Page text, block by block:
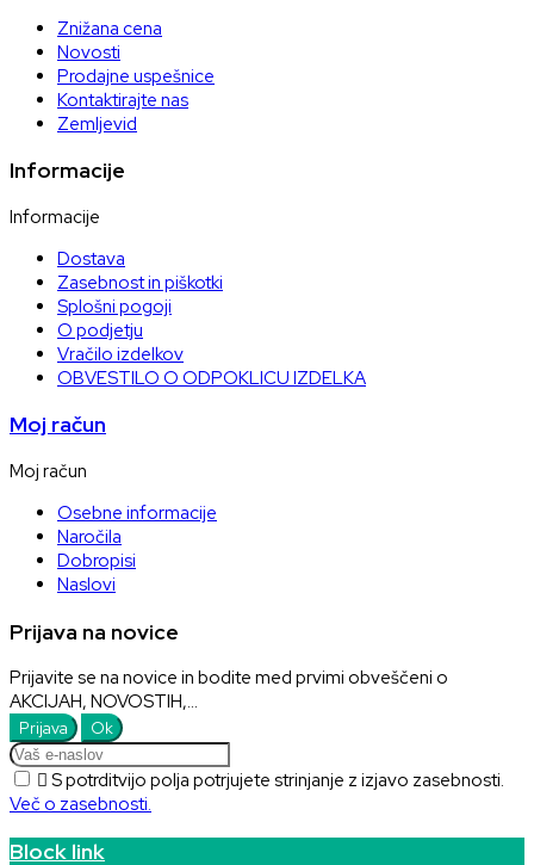
Znižana cena
Novosti
Prodajne uspešnice
Kontaktirajte nas
Zemljevid
Informacije
Informacije
Dostava
Zasebnost in piškotki
Splošni pogoji
O podjetju
Vračilo izdelkov
OBVESTILO O ODPOKLICU IZDELKA
Moj račun
Moj račun
Osebne informacije
Naročila
Dobropisi
Naslovi
Prijava na novice
Prijavite se na novice in bodite med prvimi obveščeni o
AKCIJAH, NOVOSTIH,...
 S potrditvijo polja potrjujete strinjanje z izjavo zasebnosti.
Več o zasebnosti.
Block link